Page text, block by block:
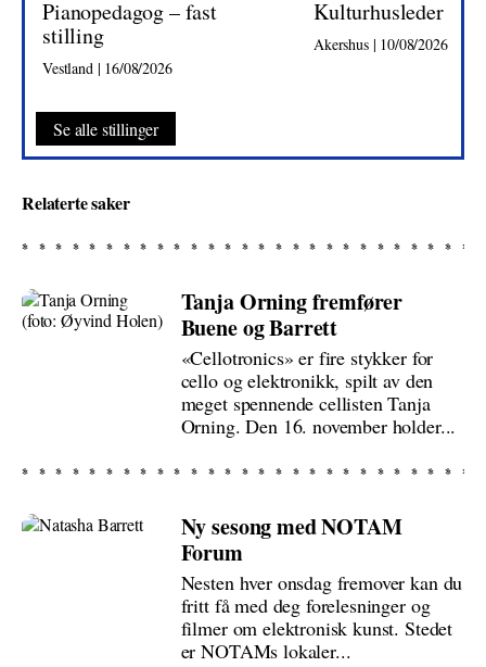
Pianopedagog – fast
stilling
Vestland | 16/08/2026
Kulturhusleder
Akershus | 10/08/2026
Se alle stillinger
Relaterte saker
Tanja Orning fremfører
Buene og Barrett
«Cellotronics» er fire stykker for
cello og elektronikk, spilt av den
meget spennende cellisten Tanja
Orning. Den 16. november holder...
Ny sesong med NOTAM
Forum
Nesten hver onsdag fremover kan du
fritt få med deg forelesninger og
filmer om elektronisk kunst. Stedet
er NOTAMs lokaler...